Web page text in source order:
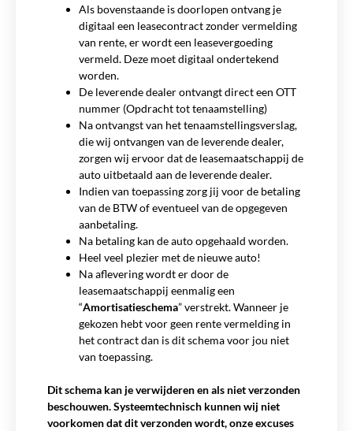
Als bovenstaande is doorlopen ontvang je
digitaal een leasecontract zonder vermelding
van rente, er wordt een leasevergoeding
vermeld. Deze moet digitaal ondertekend
worden.
De leverende dealer ontvangt direct een OTT
nummer (Opdracht tot tenaamstelling)
Na ontvangst van het tenaamstellingsverslag,
die wij ontvangen van de leverende dealer,
zorgen wij ervoor dat de leasemaatschappij de
auto uitbetaald aan de leverende dealer.
Indien van toepassing zorg jij voor de betaling
van de BTW of eventueel van de opgegeven
aanbetaling.
Na betaling kan de auto opgehaald worden.
Heel veel plezier met de nieuwe auto!
Na aflevering wordt er door de
leasemaatschappij eenmalig een
“Amortisatieschema” verstrekt. Wanneer je
gekozen hebt voor geen rente vermelding in
het contract dan is dit schema voor jou niet
van toepassing.
Dit schema kan je verwijderen en als niet verzonden
beschouwen. Systeemtechnisch kunnen wij niet
voorkomen dat dit verzonden wordt, onze excuses